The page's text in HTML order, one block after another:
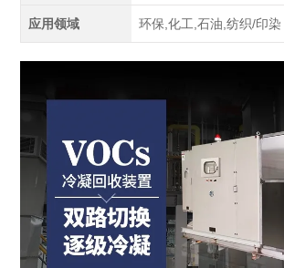
应用领域 环保,化工,石油,纺织/印染